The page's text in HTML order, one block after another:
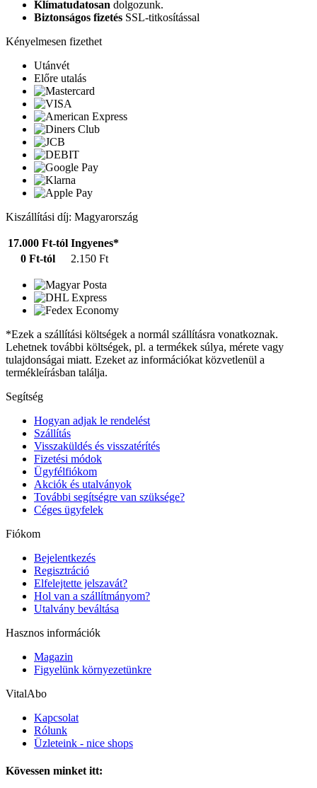
Klímatudatosan dolgozunk.
Biztonságos fizetés SSL-titkosítással
Kényelmesen fizethet
Utánvét
Előre utalás
Kiszállítási díj: Magyarország
17.000 Ft-tól Ingyenes*
0 Ft-tól
2.150 Ft
*Ezek a szállítási költségek a normál szállításra vonatkoznak.
Lehetnek további költségek, pl. a termékek súlya, mérete vagy
tulajdonságai miatt. Ezeket az információkat közvetlenül a
termékleírásban találja.
Segítség
Hogyan adjak le rendelést
Szállítás
Visszaküldés és visszatérítés
Fizetési módok
Ügyfélfiókom
Akciók és utalványok
További segítségre van szüksége?
Céges ügyfelek
Fiókom
Bejelentkezés
Regisztráció
Elfelejtette jelszavát?
Hol van a szállítmányom?
Utalvány beváltása
Hasznos információk
Magazin
Figyelünk környezetünkre
VitalAbo
Kapcsolat
Rólunk
Üzleteink - nice shops
Kövessen minket itt: